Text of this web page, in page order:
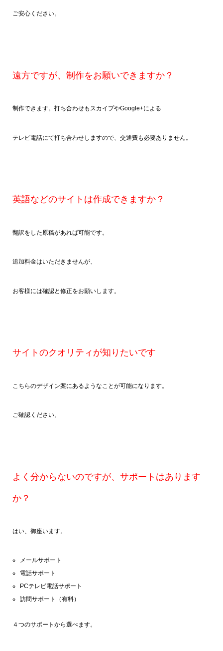
ご安心ください。
遠方ですが、制作をお願いできますか？
制作できます。打ち合わせもスカイプやGoogle+による
テレビ電話にて打ち合わせしますので、交通費も必要ありません。
英語などのサイトは作成できますか？
翻訳をした原稿があれば可能です。
追加料金はいただきませんが、
お客様には確認と修正をお願いします。
サイトのクオリティが知りたいです
こちらのデザイン案にあるようなことが可能になります。
ご確認ください。
よく分からないのですが、サポートはあります
か？
はい、御座います。
メールサポート
電話サポート
PCテレビ電話サポート
訪問サポート（有料）
４つのサポートから選べます。